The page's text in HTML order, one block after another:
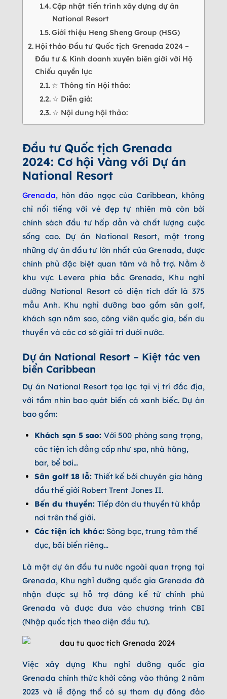
Cập nhật tiến trình xây dựng dự án
National Resort
Giới thiệu Heng Sheng Group (HSG)
Hội thảo Đầu tư Quốc tịch Grenada 2024 –
Đầu tư & Kinh doanh xuyên biên giới với Hộ
Chiếu quyền lực
☆ Thông tin Hội thảo:
☆ Diễn giả:
☆ Nội dung hội thảo:
Đầu tư Quốc tịch Grenada
2024: Cơ hội Vàng với Dự án
National Resort
Grenada, hòn đảo ngọc của Caribbean, không
chỉ nổi tiếng với vẻ đẹp tự nhiên mà còn bởi
chính sách đầu tư hấp dẫn và chất lượng cuộc
sống cao. Dự án National Resort, một trong
những dự án đầu tư lớn nhất của Grenada, được
chính phủ đặc biệt quan tâm và hỗ trợ. Nằm ở
khu vực Levera phía bắc Grenada, Khu nghỉ
dưỡng National Resort có diện tích đất là 375
mẫu Anh. Khu nghỉ dưỡng bao gồm sân golf,
khách sạn năm sao, công viên quốc gia, bến du
thuyền và các cơ sở giải trí dưới nước.
Dự án National Resort – Kiệt tác ven
biển Caribbean
Dự án National Resort tọa lạc tại vị trí đắc địa,
với tầm nhìn bao quát biển cả xanh biếc. Dự án
bao gồm:
Khách sạn 5 sao: Với 500 phòng sang trọng,
các tiện ích đẳng cấp như spa, nhà hàng,
bar, bể bơi…
Sân golf 18 lỗ: Thiết kế bởi chuyên gia hàng
đầu thế giới Robert Trent Jones II.
Bến du thuyền: Tiếp đón du thuyền từ khắp
nơi trên thế giới.
Các tiện ích khác:Sòng bạc, trung tâm thể
dục, bãi biển riêng…
Là một dự án đầu tư nước ngoài quan trọng tại
Grenada, Khu nghỉ dưỡng quốc gia Grenada đã
nhận được sự hỗ trợ đáng kể từ chính phủ
Grenada và được đưa vào chương trình CBI
(Nhập quốc tịch theo diện đầu tư).
Việc xây dựng Khu nghỉ dưỡng quốc gia
Grenada chính thức khởi công vào tháng 2 năm
2023 và lễ động thổ có sự tham dự đông đảo